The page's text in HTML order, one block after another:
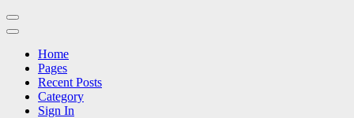
Home
Pages
Recent Posts
Category
Sign In